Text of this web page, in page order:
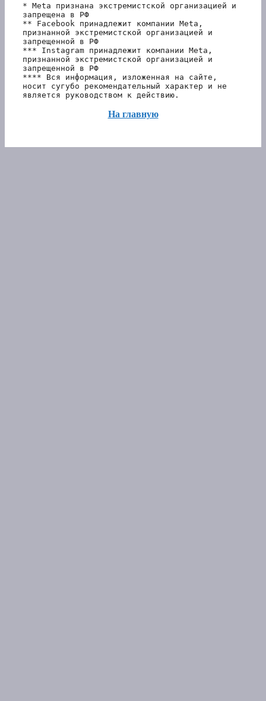
* Meta признана экстремистской организацией и
запрещена в РФ
** Facebook принадлежит компании Meta,
признанной экстремистской организацией и
запрещенной в РФ
*** Instagram принадлежит компании Meta,
признанной экстремистской организацией и
запрещенной в РФ
**** Вся информация, изложенная на сайте,
носит сугубо рекомендательный характер и не
является руководством к действию.
На главную